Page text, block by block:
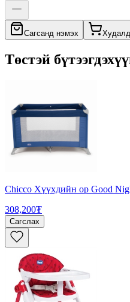
Сагсанд нэмэх
Төстэй
Chicco Хүүхдийн ор Good
308,200₮
Сагслах